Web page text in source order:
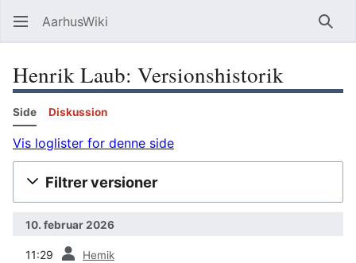
AarhusWiki Søg
Henrik Laub: Versionshistorik
Side Diskussion
Vis loglister for denne side
Filtrer versioner
10. februar 2026
11:29 Hemik